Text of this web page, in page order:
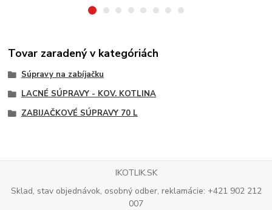
Tovar zaradený v kategóriách
Súpravy na zabíjačku
LACNÉ SÚPRAVY - KOV. KOTLINA
ZABIJAČKOVÉ SÚPRAVY 70 L
IKOTLIK.SK
Sklad, stav objednávok, osobný odber, reklamácie: +421 902 212
007